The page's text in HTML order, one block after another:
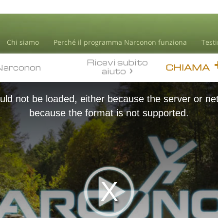
Chi siamo Perché il programma Narconon funziona
CHIAMA
Ricevi subito
aiuto
not be loaded, either because the server or
because the format is not supported.